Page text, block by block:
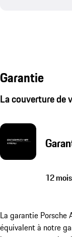
Garantie
La couverture de
12 mois
La garantie Porsche
équivalent à notre